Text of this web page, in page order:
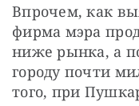
Впрочем, как
фирма мэра
ниже рынка, а
городу почти
того, при